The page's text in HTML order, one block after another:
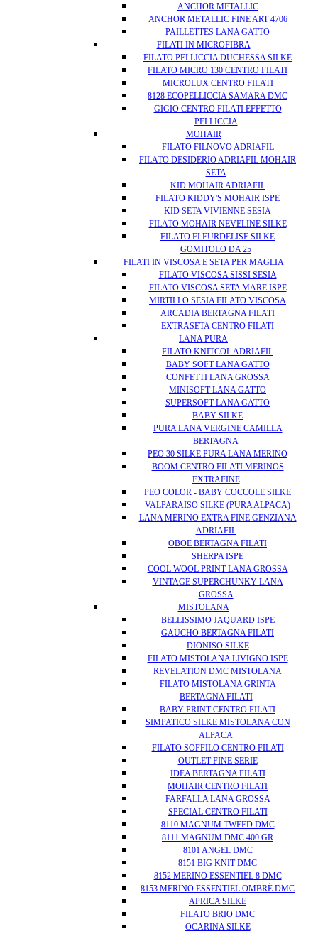
ANCHOR METALLIC
ANCHOR METALLIC FINE ART 4706
PAILLETTES LANA GATTO
FILATI IN MICROFIBRA
FILATO PELLICCIA DUCHESSA SILKE
FILATO MICRO 130 CENTRO FILATI
MICROLUX CENTRO FILATI
8128 ECOPELLICCIA SAMARA DMC
GIGIO CENTRO FILATI EFFETTO
PELLICCIA
MOHAIR
FILATO FILNOVO ADRIAFIL
FILATO DESIDERIO ADRIAFIL MOHAIR
SETA
KID MOHAIR ADRIAFIL
FILATO KIDDY'S MOHAIR ISPE
KID SETA VIVIENNE SESIA
FILATO MOHAIR NEVELINE SILKE
FILATO FLEURDELISE SILKE
GOMITOLO DA 25
FILATI IN VISCOSA E SETA PER MAGLIA
FILATO VISCOSA SISSI SESIA
FILATO VISCOSA SETA MARE ISPE
MIRTILLO SESIA FILATO VISCOSA
ARCADIA BERTAGNA FILATI
EXTRASETA CENTRO FILATI
LANA PURA
FILATO KNITCOL ADRIAFIL
BABY SOFT LANA GATTO
CONFETTI LANA GROSSA
MINISOFT LANA GATTO
SUPERSOFT LANA GATTO
BABY SILKE
PURA LANA VERGINE CAMILLA
BERTAGNA
PEO 30 SILKE PURA LANA MERINO
BOOM CENTRO FILATI MERINOS
EXTRAFINE
PEO COLOR - BABY COCCOLE SILKE
VALPARAISO SILKE (PURA ALPACA)
LANA MERINO EXTRA FINE GENZIANA
ADRIAFIL
OBOE BERTAGNA FILATI
SHERPA ISPE
COOL WOOL PRINT LANA GROSSA
VINTAGE SUPERCHUNKY LANA
GROSSA
MISTOLANA
BELLISSIMO JAQUARD ISPE
GAUCHO BERTAGNA FILATI
DIONISO SILKE
FILATO MISTOLANA LIVIGNO ISPE
REVELATION DMC MISTOLANA
FILATO MISTOLANA GRINTA
BERTAGNA FILATI
BABY PRINT CENTRO FILATI
SIMPATICO SILKE MISTOLANA CON
ALPACA
FILATO SOFFILO CENTRO FILATI
OUTLET FINE SERIE
IDEA BERTAGNA FILATI
MOHAIR CENTRO FILATI
FARFALLA LANA GROSSA
SPECIAL CENTRO FILATI
8110 MAGNUM TWEED DMC
8111 MAGNUM DMC 400 GR
8101 ANGEL DMC
8151 BIG KNIT DMC
8152 MERINO ESSENTIEL 8 DMC
8153 MERINO ESSENTIEL OMBRÈ DMC
APRICA SILKE
FILATO BRIO DMC
OCARINA SILKE